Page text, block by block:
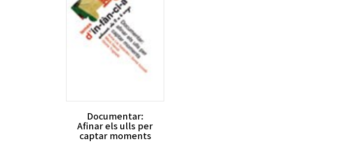
Documentar:
Afinar els ulls per
captar moments